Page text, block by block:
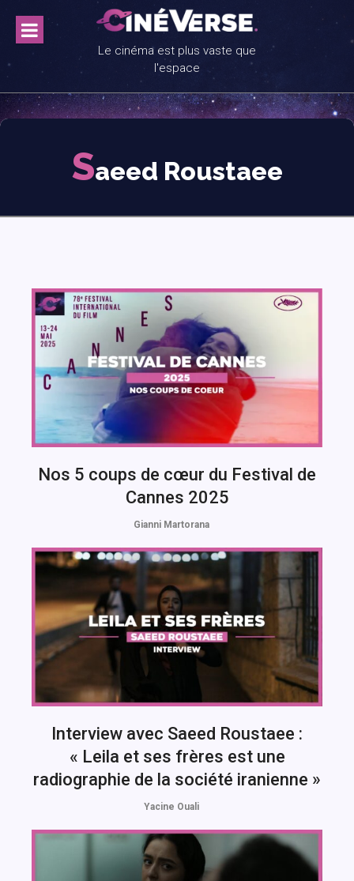
content
Le cinéma est plus vaste que
l'espace
Saeed Roustaee
Nos 5 coups de cœur du Festival de
Cannes 2025
Gianni Martorana
Interview avec Saeed Roustaee :
« Leila et ses frères est une
radiographie de la société iranienne »
Yacine Ouali